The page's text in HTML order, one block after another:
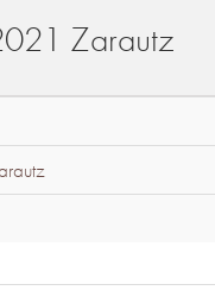
Zarautz